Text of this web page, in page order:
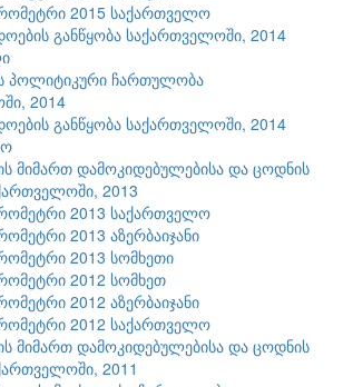
2015 საქართველო
განწყობა საქართველოში, 2014
პოლიტიკური ჩართულობა
2014
განწყობა საქართველოში, 2014
მიმართ დამოკიდებულებისა და ცოდნის
2013
2013 საქართველო
2013 აზერბაიჯანი
2013 სომხეთი
2012 სომხეთ
2012 აზერბაიჯანი
2012 საქართველო
მიმართ დამოკიდებულებისა და ცოდნის
2011